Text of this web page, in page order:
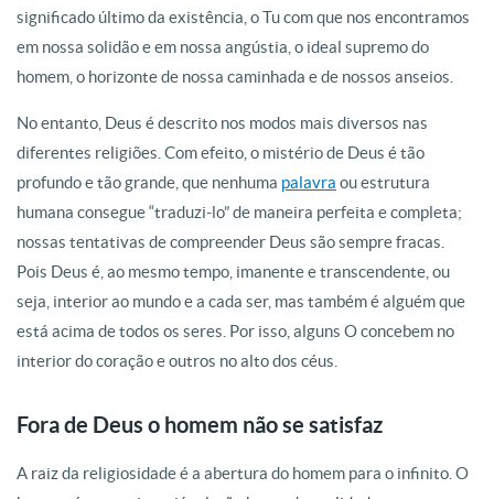
significado último da existência, o Tu com que nos encontramos
em nossa solidão e em nossa angústia, o ideal supremo do
homem, o horizonte de nossa caminhada e de nossos anseios.
No entanto, Deus é descrito nos modos mais diversos nas
diferentes religiões. Com efeito, o mistério de Deus é tão
profundo e tão grande, que nenhuma palavra ou estrutura
humana consegue “traduzi-lo” de maneira perfeita e completa;
nossas tentativas de compreender Deus são sempre fracas.
Pois Deus é, ao mesmo tempo, imanente e transcendente, ou
seja, interior ao mundo e a cada ser, mas também é alguém que
está acima de todos os seres. Por isso, alguns O concebem no
interior do coração e outros no alto dos céus.
Fora de Deus o homem não se satisfaz
A raiz da religiosidade é a abertura do homem para o infinito. O